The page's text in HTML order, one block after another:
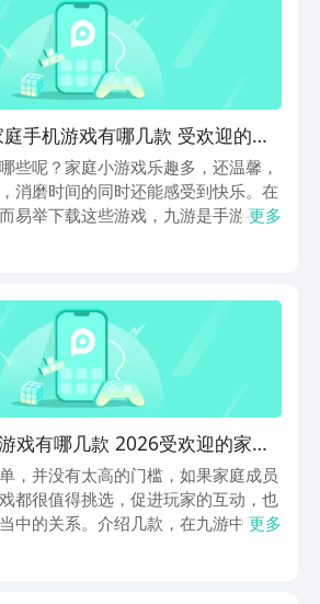
手机游戏有哪几款 受欢迎的家
些呢？家庭小游戏乐趣多，还温馨，
消磨时间的同时还能感受到快乐。在
易举下载这些游戏，九游是手游福利
隶属于阿里巴巴灵犀互娱旗下，玩家
更多
戏有哪几款 2026受欢迎的家庭
，并没有太高的门槛，如果家庭成员
都很值得挑选，促进玩家的互动，也
中的关系。介绍几款，在九游中下
灵犀互娱旗下的盒子，每当节假日都
更多